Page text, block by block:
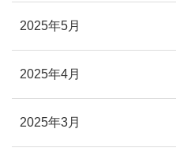
2025年5月
2025年4月
2025年3月